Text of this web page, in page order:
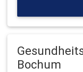
Bochum